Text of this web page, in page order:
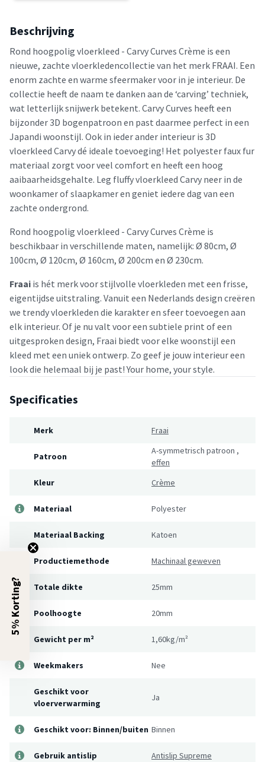
Beschrijving
Rond hoogpolig vloerkleed - Carvy Curves Crème is een
nieuwe, zachte vloerkledencollectie van het merk FRAAI. Een
enorm zachte en warme sfeermaker voor in je interieur. De
collectie heeft de naam te danken aan de ‘carving’ techniek,
wat letterlijk snijwerk betekent. Carvy Curves heeft een
bijzonder 3D bogenpatroon en past daarmee perfect in een
Japandi woonstijl. Ook in ieder ander interieur is 3D
vloerkleed Carvy dé ideale toevoeging! Het polyester faux fur
materiaal zorgt voor veel comfort en heeft een hoog
aaibaarheidsgehalte. Leg fluffy vloerkleed Carvy neer in de
woonkamer of slaapkamer en geniet iedere dag van een
zachte ondergrond.
Rond hoogpolig vloerkleed - Carvy Curves Crème is
beschikbaar in verschillende maten, namelijk: Ø 80cm, Ø
100cm, Ø 120cm, Ø 160cm, Ø 200cm en Ø 230cm.
Fraai is hét merk voor stijlvolle vloerkleden met een frisse,
eigentijdse uitstraling. Vanuit een Nederlands design creëren
we trendy vloerkleden die karakter en sfeer toevoegen aan
elk interieur. Of je nu valt voor een subtiele print of een
uitgesproken design, Fraai biedt voor elke woonstijl een
kleed met een uniek ontwerp. Zo geef je jouw interieur een
look die helemaal bij je past! Your home, your style.
Specificaties
Merk Fraai
Patroon
A-symmetrisch patroon ,
effen
Kleur
Crème
Materiaal Polyester
Materiaal Backing Katoen
Productiemethode Machinaal geweven
Totale dikte 25mm
Poolhoogte 20mm
Gewicht per m² 1,60kg/m²
Weekmakers Nee
Geschikt voor
vloerverwarming
Ja
Geschikt voor: Binnen/buiten Binnen
Gebruik antislip Antislip Supreme
5% Korting?